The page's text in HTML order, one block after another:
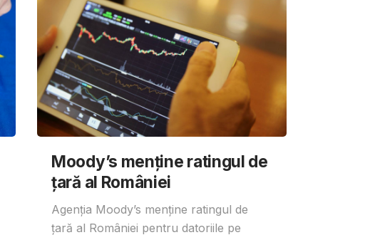
Moody’s menține ratingul de
țară al României
Agenția Moody’s menține ratingul de
țară al României pentru datoriile pe